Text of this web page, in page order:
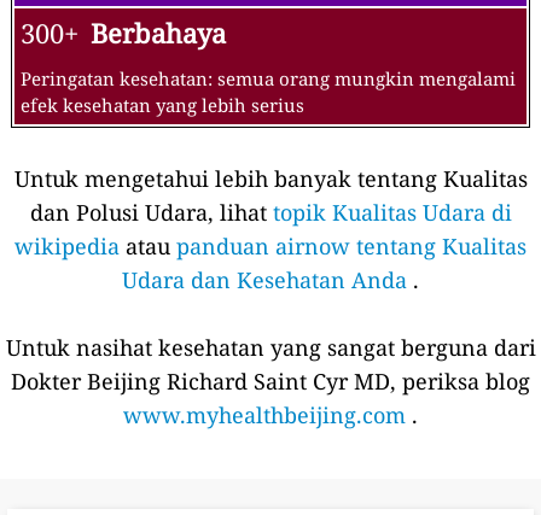
300+ Berbahaya
Peringatan kesehatan: semua orang mungkin mengalami
efek kesehatan yang lebih serius
Untuk mengetahui lebih banyak tentang Kualitas
dan Polusi Udara, lihat topik Kualitas Udara di
wikipedia atau panduan airnow tentang Kualitas
Udara dan Kesehatan Anda .
Untuk nasihat kesehatan yang sangat berguna dari
Dokter Beijing Richard Saint Cyr MD, periksa blog
www.myhealthbeijing.com .